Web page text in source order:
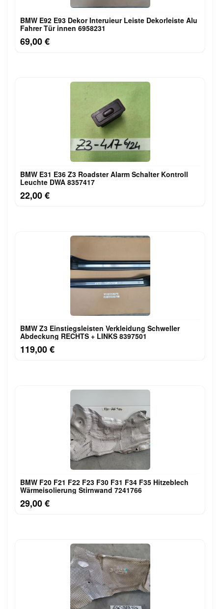
BMW E92 E93 Dekor Interuieur Leiste Dekorleiste Alu
Fahrer Tür innen 6958231
69,00 €
BMW E31 E36 Z3 Roadster Alarm Schalter Kontroll
Leuchte DWA 8357417
22,00 €
BMW Z3 Einstiegsleisten Verkleidung Schweller
Abdeckung RECHTS + LINKS 8397501
119,00 €
BMW F20 F21 F22 F23 F30 F31 F34 F35 Hitzeblech
Wärmeisolierung Stirnwand 7241766
29,00 €